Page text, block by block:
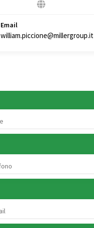
Email
william.piccione@millergroup.it